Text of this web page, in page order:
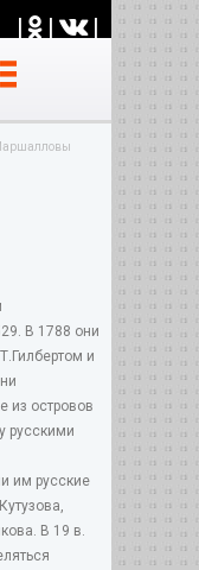
| | |
В 1788 они
и
из островов
русскими
им русские
В 19 в.